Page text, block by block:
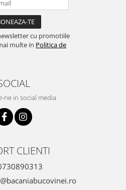
cu promotiile
multe in Politica de
ne in social media
CLIENTI